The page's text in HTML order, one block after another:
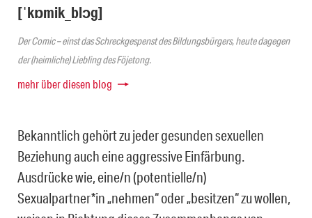
[ˈkɒmik_blɔg]
Der Comic – einst das Schreckgespenst des Bildungsbürgers, heute dagegen
der (heimliche) Liebling des Föjetong.
mehr über diesen blog
Bekanntlich gehört zu jeder gesunden sexuellen
Beziehung auch eine aggressive Einfärbung.
Ausdrücke wie, eine/n (potentielle/n)
Sexualpartner*in „nehmen“ oder „besitzen“ zu wollen,